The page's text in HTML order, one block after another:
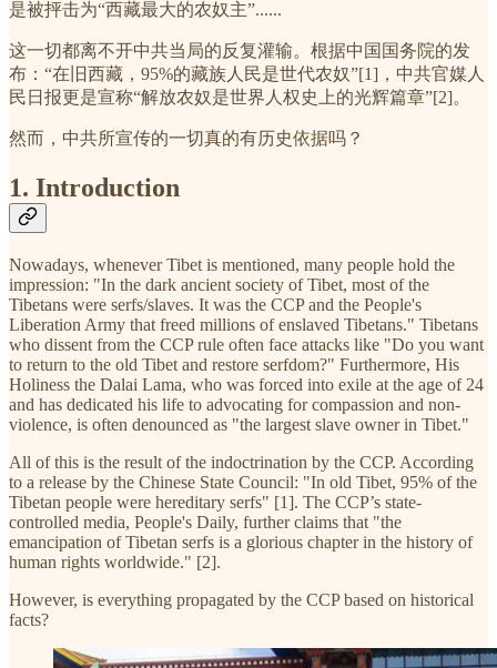
是被抨击为“西藏最大的农奴主”......
这一切都离不开中共当局的反复灌输。根据中国国务院的发
布：“在旧西藏，95%的藏族人民是世代农奴”[1]，中共官媒人
民日报更是宣称“解放农奴是世界人权史上的光辉篇章”[2]。
然而，中共所宣传的一切真的有历史依据吗？
1. Introduction
Nowadays, whenever Tibet is mentioned, many people hold the
impression: "In the dark ancient society of Tibet, most of the
Tibetans were serfs/slaves. It was the CCP and the People's
Liberation Army that freed millions of enslaved Tibetans." Tibetans
who dissent from the CCP rule often face attacks like "Do you want
to return to the old Tibet and restore serfdom?" Furthermore, His
Holiness the Dalai Lama, who was forced into exile at the age of 24
and has dedicated his life to advocating for compassion and non-
violence, is often denounced as "the largest slave owner in Tibet."
All of this is the result of the indoctrination by the CCP. According
to a release by the Chinese State Council: "In old Tibet, 95% of the
Tibetan people were hereditary serfs" [1]. The CCP’s state-
controlled media, People's Daily, further claims that "the
emancipation of Tibetan serfs is a glorious chapter in the history of
human rights worldwide." [2].
However, is everything propagated by the CCP based on historical
facts?